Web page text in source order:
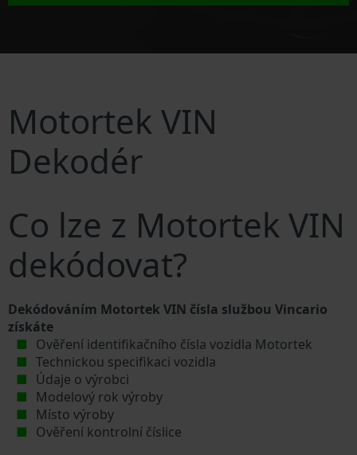
Motortek VIN
Dekodér
Co lze z Motortek VIN
dekódovat?
Dekódováním Motortek VIN čísla službou Vincario
získáte
Ověření identifikačního čísla vozidla Motortek
Technickou specifikaci vozidla
Údaje o výrobci
Modelový rok výroby
Místo výroby
Ověření kontrolní číslice